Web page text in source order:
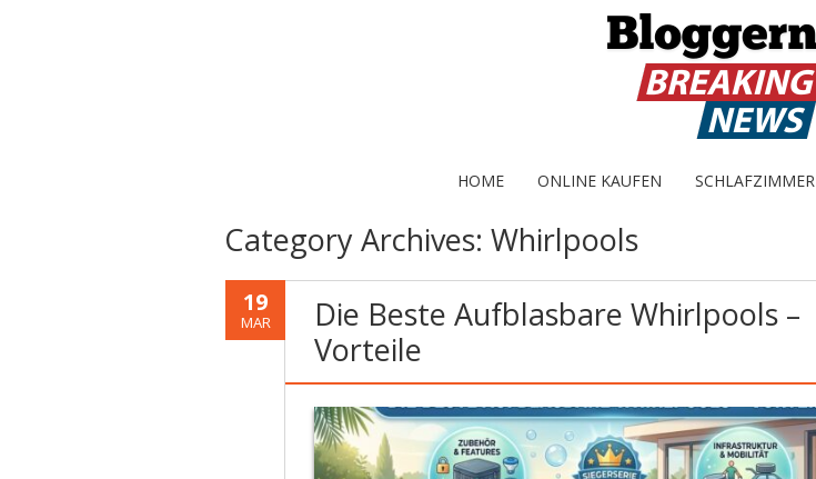
HOME ONLINE KAUFEN SCHLAFZIMMER
Category Archives: Whirlpools
19
MAR
Die Beste Aufblasbare Whirlpools –
Vorteile